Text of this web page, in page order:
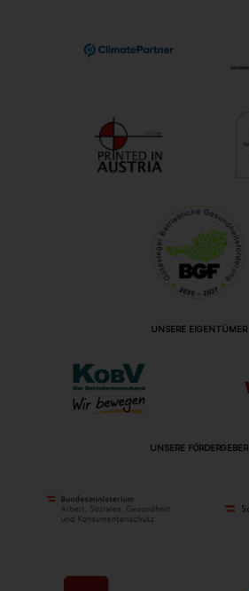
UNSERE EIGENTÜMER
UNSERE FÖRDERGEBER